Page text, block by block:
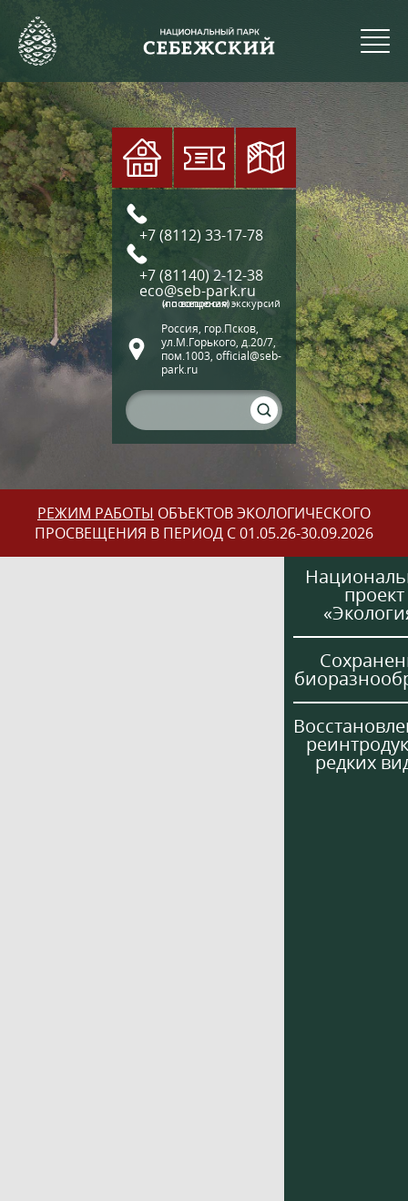
+7 (8112) 33-17-78
+7 (81140) 2-12-38
eco@seb-park.ru
(по вопросам экскурсий и посещения)
Россия, гор.Псков,
ул.М.Горького, д.20/7,
пом.1003, official@seb-
park.ru
РЕЖИМ РАБОТЫ ОБЪЕКТОВ ЭКОЛОГИЧЕСКОГО
ПРОСВЕЩЕНИЯ В ПЕРИОД С 01.05.26-30.09.2026
проект
редких